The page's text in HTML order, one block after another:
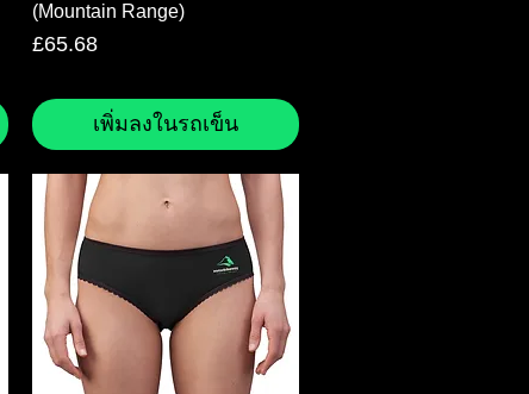
(Mountain Range)
ราคา
£65.68
เพิ่มลงในรถเข็น